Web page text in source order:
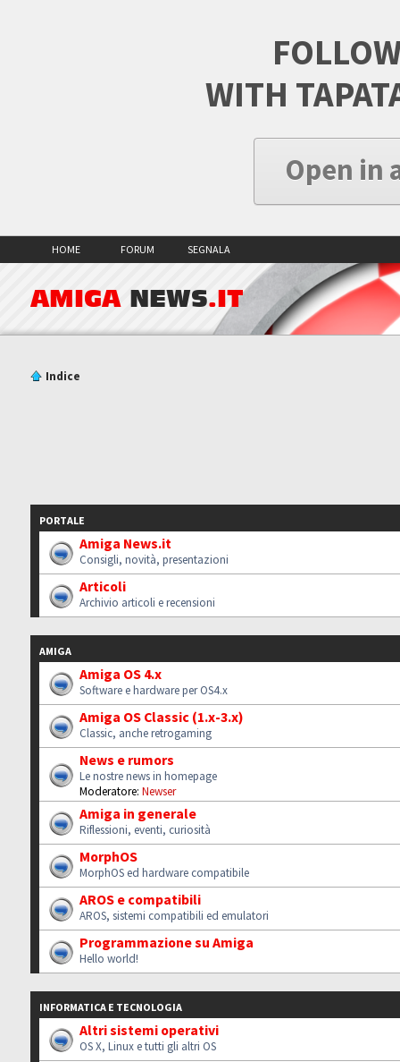
WITH
Open in
HOME FORUM SEGNALA
AMIGA NEWS.IT
Indice
PORTALE
Amiga News.it
Consigli, novità, presentazioni
Articoli
Archivio articoli e recensioni
AMIGA
Amiga OS 4.x
Software e hardware per OS4.x
Amiga OS Classic (1.x-3.x)
Classic, anche retrogaming
News e rumors
Le nostre news in homepage
Moderatore: Newser
Amiga in generale
Riflessioni, eventi, curiosità
MorphOS
MorphOS ed hardware compatibile
AROS e compatibili
AROS, sistemi compatibili ed emulatori
Programmazione su Amiga
Hello world!
INFORMATICA E TECNOLOGIA
Altri sistemi operativi
OS X, Linux e tutti gli altri OS